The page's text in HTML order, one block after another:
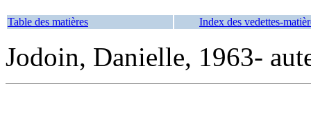
Table des matières Index des vedettes-
Jodoin, Danielle, 1963-